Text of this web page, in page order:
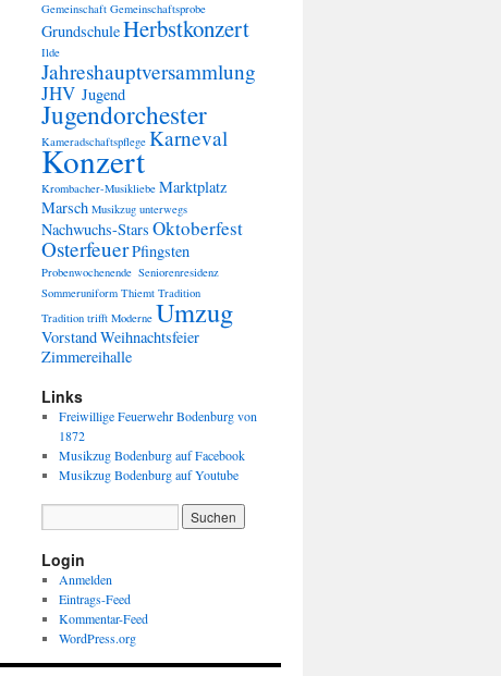
Gemeinschaft Gemeinschaftsprobe
GrundschuleHerbstkonzert
Ilde
Jahreshauptversammlung
JHV Jugend
Jugendorchester
Kameradschaftspflege Karneval
Konzert
Krombacher-Musikliebe Marktplatz
Marsch Musikzug unterwegs
Nachwuchs-Stars Oktoberfest
OsterfeuerPfingsten
Probenwochenende Seniorenresidenz
Sommeruniform Thiemt Tradition
Tradition trifft Moderne Umzug
VorstandWeihnachtsfeier
Zimmereihalle
Links
Freiwillige Feuerwehr Bodenburg von
1872
Musikzug Bodenburg auf Facebook
Musikzug Bodenburg auf Youtube
Login
Anmelden
Eintrags-Feed
Kommentar-Feed
WordPress.org